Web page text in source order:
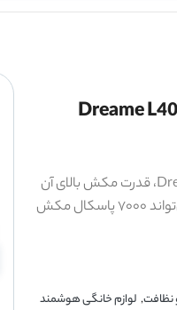
یکی از ویژگی‌های برجسته Dreame L40 Ultra، قدرت مکش بالای آن
است. این دستگاه با موتور قدرتمند خود می‌تواند ۷۰۰۰ پاسکال مکش
, لوازم خانگی هوشمند